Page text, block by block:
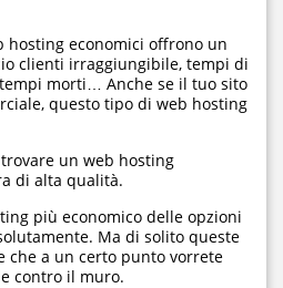
economici offrono un
clienti irraggiungibile, tempi di
morti… Anche se il tuo sito
questo tipo di web hosting
un web hosting
di alta qualità.
più economico delle opzioni
Ma di solito queste
che a un certo punto vorrete
contro il muro.